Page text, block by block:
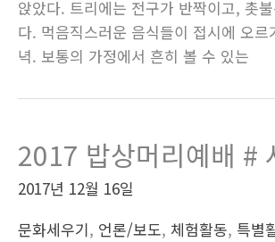
앉았다. 트리에는 전구가 반짝이고, 촛
다. 먹음직스러운 음식들이 접시에 오르
녁. 보통의 가정에서 흔히 볼 수 있는
2017 밥상머리예배 #
2017년 12월 16일
문화세우기, 언론/보도, 체험활동, 특별